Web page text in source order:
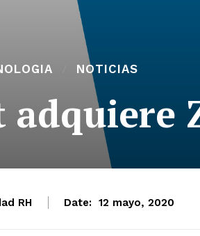
NOTICIAS
adquiere
RH Date: 12 mayo, 2020